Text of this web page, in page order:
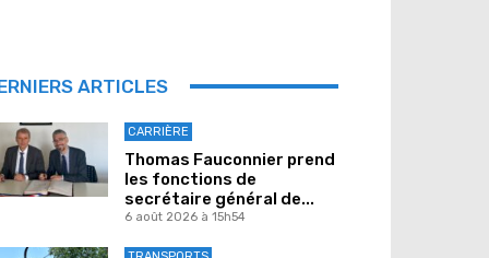
ARTICLES
CARRIÈRE
Thomas Fauconnier prend
les fonctions de
secrétaire général de...
6 août 2026 à 15h54